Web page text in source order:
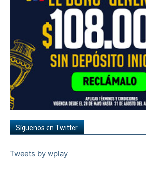
Síguenos en Twitter
Tweets by wplay